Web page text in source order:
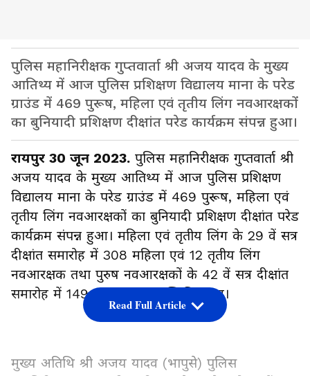
पुलिस महानिरीक्षक गुप्तवार्ता श्री अजय यादव के मुख्य
आतिथ्य में आज पुलिस प्रशिक्षण विद्यालय माना के परेड
ग्राउंड में 469 पुरूष, महिला एवं तृतीय लिंग नवआरक्षकों
का बुनियादी प्रशिक्षण दीक्षांत परेड कार्यक्रम संपन्न हुआ।
रायपुर 30 जून 2023. पुलिस महानिरीक्षक गुप्तवार्ता श्री
अजय यादव के मुख्य आतिथ्य में आज पुलिस प्रशिक्षण
विद्यालय माना के परेड ग्राउंड में 469 पुरूष, महिला एवं
तृतीय लिंग नवआरक्षकों का बुनियादी प्रशिक्षण दीक्षांत परेड
कार्यक्रम संपन्न हुआ। महिला एवं तृतीय लिंग के 29 वें सत्र
दीक्षांत समारोह में 308 महिला एवं 12 तृतीय लिंग
नवआरक्षक तथा पुरुष नवआरक्षकों के 42 वें सत्र दीक्षांत
समारोह में 149 नव आरक्षक सम्मिलित हुए।
मुख्य अतिथि श्री अजय यादव (भापुसे) पुलिस
Read Full Article